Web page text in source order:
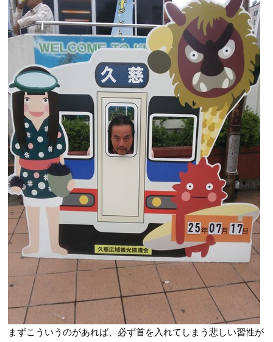
まずこういうのがあれば、必ず首を入れてしまう悲しい習性が